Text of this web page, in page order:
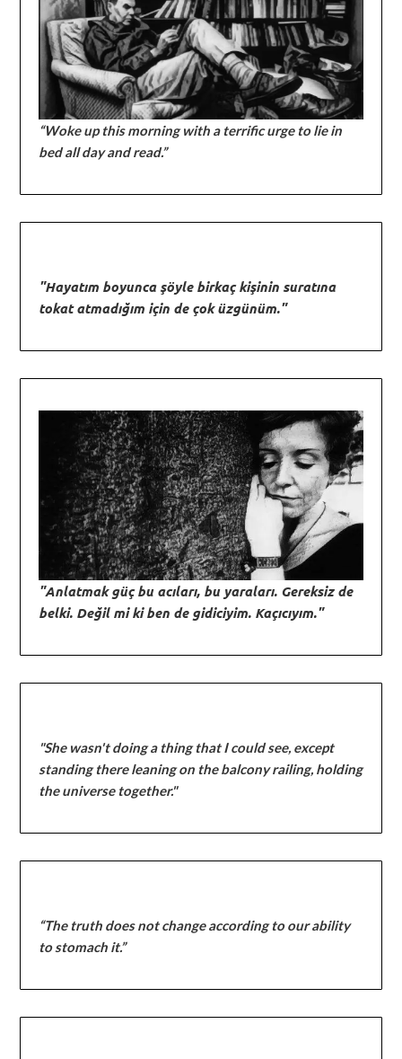
“Woke up this morning with a terrific urge to lie in
bed all day and read.”
"Hayatım boyunca şöyle birkaç kişinin suratına
tokat atmadığım için de çok üzgünüm."
"Anlatmak güç bu acıları, bu yaraları. Gereksiz de
belki. Değil mi ki ben de gidiciyim. Kaçıcıyım."
"She wasn't doing a thing that I could see, except
standing there leaning on the balcony railing, holding
the universe together."
“The truth does not change according to our ability
to stomach it.”